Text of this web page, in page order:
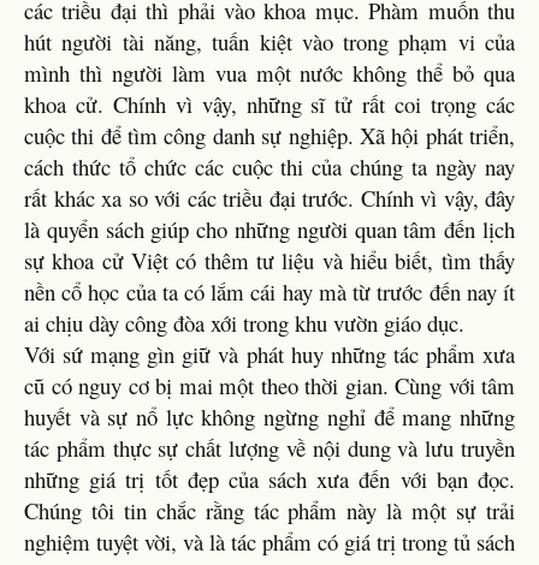
các triều đại thì phải vào khoa mục. Phàm muốn thu
hút người tài năng, tuấn kiệt vào trong phạm vi của
mình thì người làm vua một nước không thể bỏ qua
khoa cử. Chính vì vậy, những sĩ tử rất coi trọng các
cuộc thi để tìm công danh sự nghiệp. Xã hội phát triển,
cách thức tổ chức các cuộc thi của chúng ta ngày nay
rất khác xa so với các triều đại trước. Chính vì vậy, đây
là quyển sách giúp cho những người quan tâm đến lịch
sự khoa cử Việt có thêm tư liệu và hiểu biết, tìm thấy
nền cổ học của ta có lắm cái hay mà từ trước đến nay ít
ai chịu dày công đòa xới trong khu vườn giáo dục.
Với sứ mạng gìn giữ và phát huy những tác phẩm xưa
cũ có nguy cơ bị mai một theo thời gian. Cùng với tâm
huyết và sự nổ lực không ngừng nghỉ để mang những
tác phẩm thực sự chất lượng về nội dung và lưu truyền
những giá trị tốt đẹp của sách xưa đến với bạn đọc.
Chúng tôi tin chắc rằng tác phẩm này là một sự trải
nghiệm tuyệt vời, và là tác phẩm có giá trị trong tủ sách